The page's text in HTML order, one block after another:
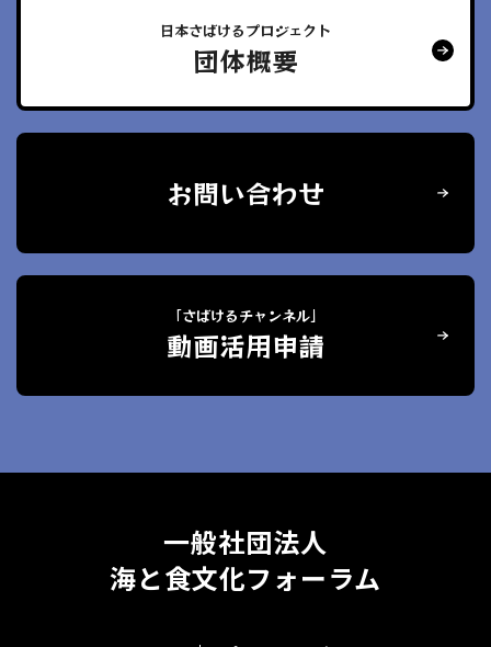
日本さばけるプロジェクト
団体概要
お問い合わせ
「さばけるチャンネル」
動画活用申請
一般社団法人
海と食文化フォーラム